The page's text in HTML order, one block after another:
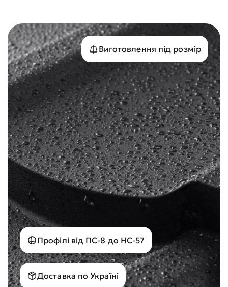
Виготовлення під розмір
Профілі від ПС-8 до НС-57
Доставка по Україні